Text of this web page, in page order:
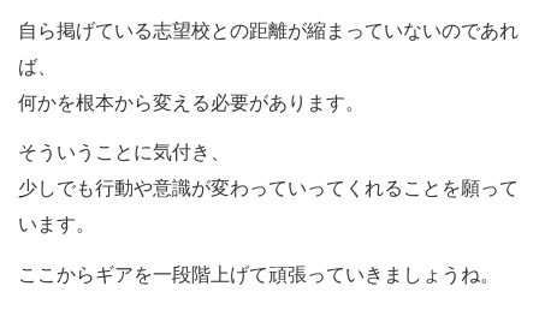
自ら掲げている志望校との距離が縮まっていないのであれ
ば、
何かを根本から変える必要があります。
そういうことに気付き、
少しでも行動や意識が変わっていってくれることを願って
います。
ここからギアを一段階上げて頑張っていきましょうね。